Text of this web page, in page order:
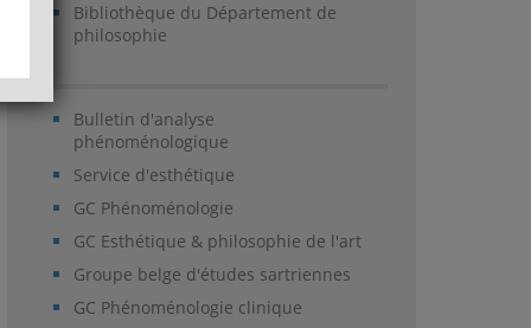
Bibliothèque du Département de
philosophie
Bulletin d'analyse
phénoménologique
Service d'esthétique
GC Phénoménologie
GC Esthétique & philosophie de l'art
Groupe belge d'études sartriennes
GC Phénoménologie clinique